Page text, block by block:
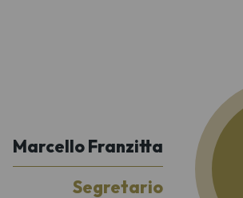
Marcello Franzitta
Segretario